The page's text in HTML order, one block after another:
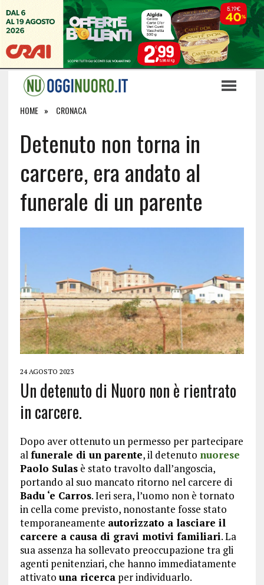
HOME CRONACA
Detenuto non torna in
carcere, era andato al
funerale di un parente
24 AGOSTO 2023
Un detenuto di Nuoro non è rientrato
in carcere.
Dopo aver ottenuto un permesso per partecipare
alfunerale di un parente, il detenuto nuorese
Paolo Sulasè stato travolto dall’angoscia,
portando al suo mancato ritorno nel carcere di
Badu ‘e Carros. Ieri sera, l’uomo non è tornato
in cella come previsto, nonostante fosse stato
temporaneamente autorizzato a lasciare il
carcere a causa di gravi motivi familiari. La
sua assenza ha sollevato preoccupazione tra gli
agenti penitenziari, che hanno immediatamente
attivato una ricercaper individuarlo.